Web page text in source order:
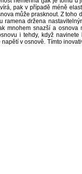
pak v případě méně
může prasknout. Z toho
držena
mnohem snazší a osnova
i tehdy, když navinete
v osnově. Tímto